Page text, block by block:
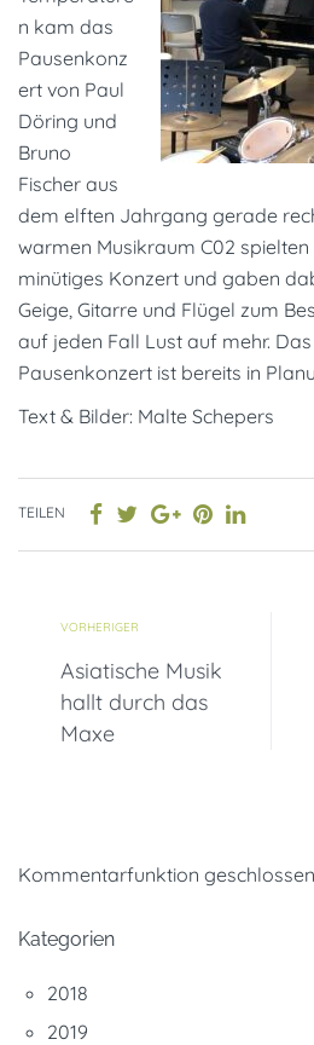
n kam das
Pausenkonz
ert von Paul
Döring und
Bruno
Fischer aus
dem elften Jahrgang gerade
warmen Musikraum C02
minütiges Konzert und gaben
Geige, Gitarre und Flügel zum
auf jeden Fall Lust auf mehr.
Pausenkonzert ist bereits in
Text & Bilder: Malte Schepers
TEILEN
VORHERIGER
Asiatische Musik
hallt durch das
Maxe
Kommentarfunktion
Kategorien
2018
2019